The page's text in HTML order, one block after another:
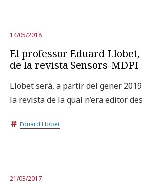
14/05/2018
El professor Eduard
de la revista Sensors-MDPI
Llobet serà, a partir del gener
la revista de la qual n’era editor
Eduard Llobet
21/03/2017